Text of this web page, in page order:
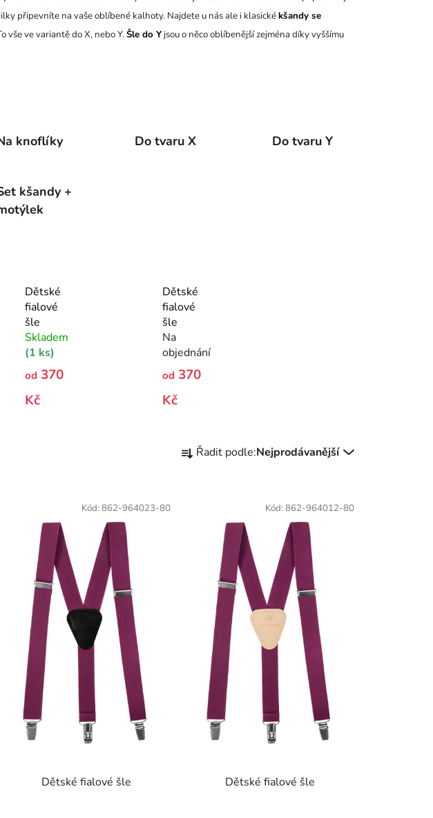
připevníte na vaše oblíbené kalhoty. Najdete u nás ale i klasickékšandy se
vše ve variantě do X, nebo Y.Šle do Y jsou o něco oblíbenější zejména díky vyššímu
knoflíky Do tvaru X Do tvaru Y
kšandy +
Dětské
fialové
šle
Skladem
(1 ks)
od370
Kč
Dětské
fialové
šle
Na
objednání
od 370
Kč
a Řadit podle:Nejprodávanější
Dětské fialové šle
Kód: 862-964023-80
Dětské fialové šle
Kód: 862-964012-80